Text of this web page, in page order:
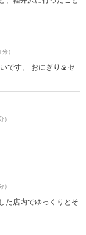
）
です。 おにぎり🍙セ
）
）
た店内でゆっくりとそ